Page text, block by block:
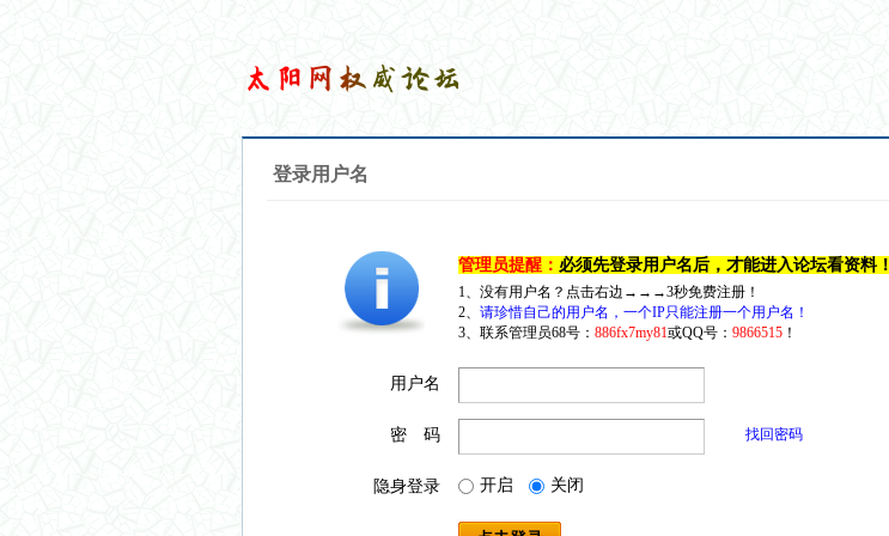
登录用户名
管理员提醒： 必须先登录用户名后，才能进入论坛看资料！
1、没有用户名？点击右边→→→3秒免费注册！
2、 请珍惜自己的用户名，一个IP只能注册一个用户名！
3、联系管理员68号： 886fx7my81或QQ号： 9866515！
用户名
密 码 找回密码
隐身登录 开启 关闭